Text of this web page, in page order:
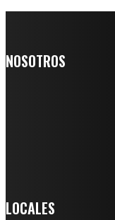
NOSOTROS
LOCALES